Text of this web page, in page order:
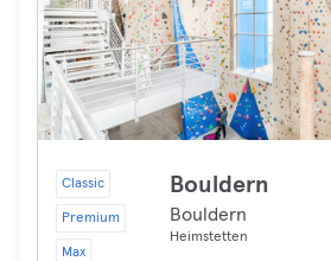
Classic
Premium
Max
Bouldern
Bouldern
Heimstetten